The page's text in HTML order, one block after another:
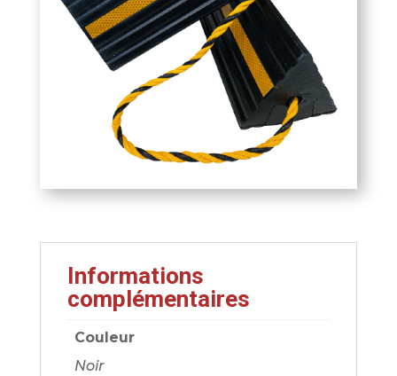
Informations
complémentaires
Couleur
Noir